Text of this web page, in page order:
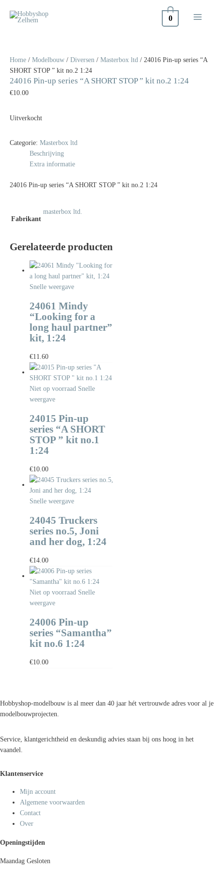
naar
0
Home / Modelbouw / Diversen / Masterbox ltd / 24016 Pin-up series “A
SHORT STOP ” kit no.2 1:24
24016 Pin-up series “A SHORT STOP ” kit no.2 1:24
€10.00
Uitverkocht
Categorie: Masterbox ltd
Beschrijving
Extra informatie
24016 Pin-up series “A SHORT STOP ” kit no.2 1:24
Fabrikant
masterbox ltd.
Gerelateerde producten
Snelle weergave
24061 Mindy
“Looking for a
long haul partner”
kit, 1:24
€11.60
Niet op voorraad Snelle
weergave
24015 Pin-up
series “A SHORT
STOP ” kit no.1
1:24
€10.00
Snelle weergave
24045 Truckers
series no.5, Joni
and her dog, 1:24
€14.00
Niet op voorraad Snelle
weergave
24006 Pin-up
series “Samantha”
kit no.6 1:24
€10.00
Hobbyshop-modelbouw is al meer dan 40 jaar hét vertrouwde adres voor al je
modelbouwprojecten.
Service, klantgerichtheid en deskundig advies staan bij ons hoog in het
vaandel.
Klantenservice
Mijn account
Algemene voorwaarden
Contact
Over
Openingstijden
Maandag Gesloten